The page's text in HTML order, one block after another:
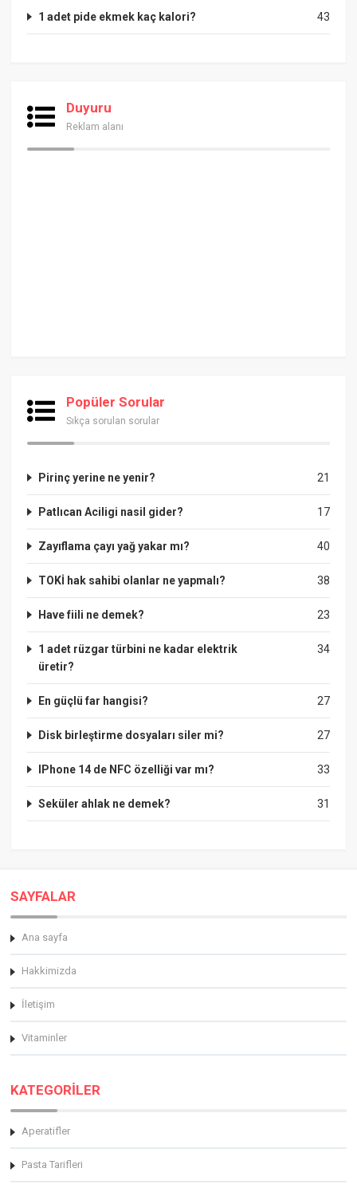
43
1 adet pide ekmek kaç kalori?
Duyuru
Reklam alanı
Popüler Sorular
Sıkça sorulan sorular
21
Pirinç yerine ne yenir?
17
Patlıcan Aciligi nasil gider?
40
Zayıflama çayı yağ yakar mı?
38
TOKİ hak sahibi olanlar ne yapmalı?
23
Have fiili ne demek?
34
1 adet rüzgar türbini ne kadar elektrik
üretir?
27
En güçlü far hangisi?
27
Disk birleştirme dosyaları siler mi?
33
IPhone 14 de NFC özelliği var mı?
31
Seküler ahlak ne demek?
SAYFALAR
Ana sayfa
Hakkimizda
İletişim
Vitaminler
KATEGORİLER
Aperatifler
Pasta Tarifleri